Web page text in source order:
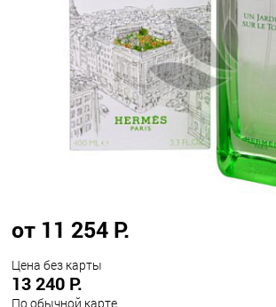
от 11 254 Р.
Цена без карты
13 240 Р.
По обычной карте